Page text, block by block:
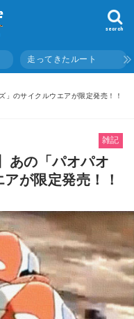
search
走ってきたルート
」のサイクルウエアが限定発売！！
雑記
あの「パオパオ
が限定発売！！